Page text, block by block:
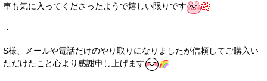
車も気に入ってくださったようで嬉しい限りです
・
S様、メールや電話だけのやり取りになりましたが信頼してご購入い
ただけたこと心より感謝申し上げます